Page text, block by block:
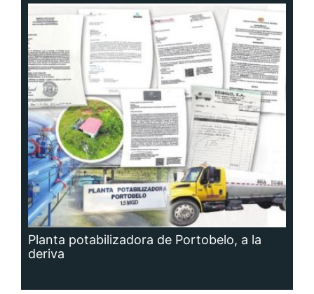
Planta potabilizadora de Portobelo, a la
deriva